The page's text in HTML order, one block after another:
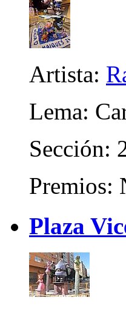
Artista:
Lema:
Sección:
Premios:
Plaza